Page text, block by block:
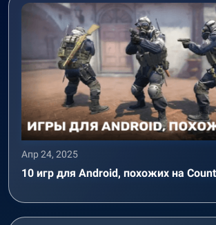
Апр 24, 2025
10 игр для Android, похожих на